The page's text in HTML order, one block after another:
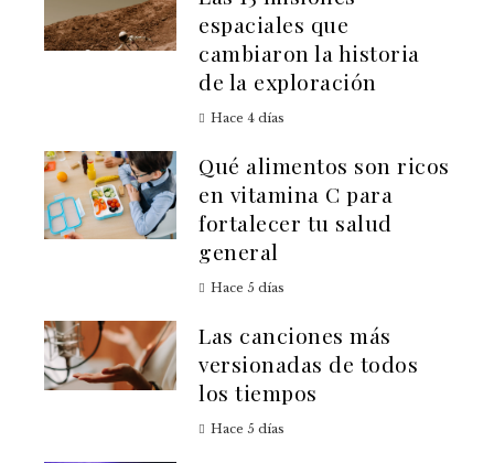
espaciales que
cambiaron la historia
de la exploración
Hace 4 días
Qué alimentos son ricos
en vitamina C para
fortalecer tu salud
general
Hace 5 días
Las canciones más
versionadas de todos
los tiempos
Hace 5 días